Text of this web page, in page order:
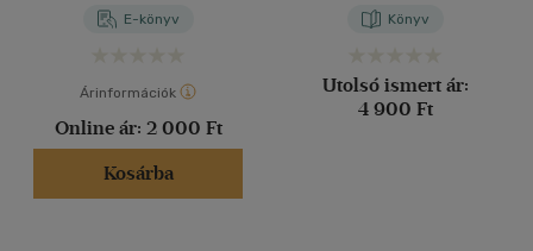
Magyarországán
E-könyv
Árinformációk
Online ár: 2 000 Ft
Kosárba
Könyv
Utolsó ismert ár:
4 900 Ft